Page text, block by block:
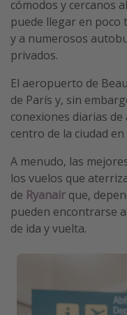
cómodos y cercanos
puede llegar en poco
y a numerosos
privados.
El aeropuerto de
de París y, sin
conexiones diarias
centro de la ciudad
A menudo, las
los vuelos que
de Ryanair que,
pueden encontrarse
de ida y vuelta.